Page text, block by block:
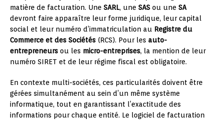
matière de facturation. Une SARL, une SAS ou une SA
devront faire apparaître leur forme juridique, leur capital
social et leur numéro d’immatriculation au Registre du
Commerce et des Sociétés (RCS). Pour les auto-
entrepreneurs ou les micro-entreprises, la mention de leur
numéro SIRET et de leur régime fiscal est obligatoire.
En contexte multi-sociétés, ces particularités doivent être
gérées simultanément au sein d’un même système
informatique, tout en garantissant l’exactitude des
informations pour chaque entité. Le logiciel de facturation